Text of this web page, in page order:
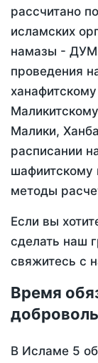
рассчитано
исламских
намазы - ДУМ
проведения
Малики,
расписании
шафиитскому
методы
Если вы
сделать наш
свяжитесь с
Время
В Исламе 5